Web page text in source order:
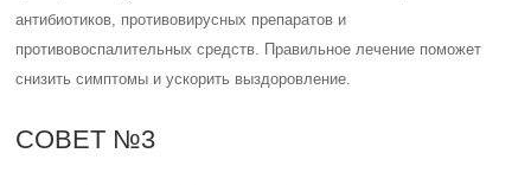
антибиотиков, противовирусных препаратов и
противовоспалительных средств. Правильное лечение поможет
снизить симптомы и ускорить выздоровление.
СОВЕТ №3